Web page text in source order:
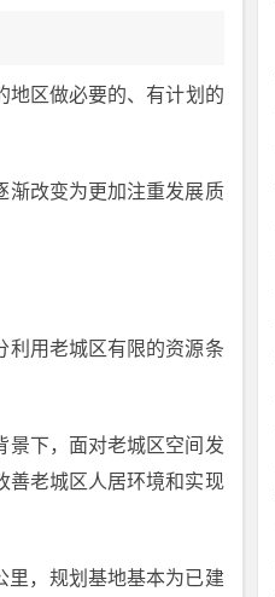
地区做必要的、有计划的
渐改变为更加注重发展质
利用老城区有限的资源条
景下，面对老城区空间发
善老城区人居环境和实现
里，规划基地基本为已建